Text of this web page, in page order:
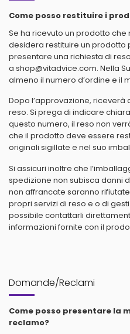
Come posso restituire i
Se ha ricevuto un prodotto
desidera restituire un prodotto
presentare una richiesta di
a shop@vitadvice.com. Nella
almeno il numero d’ordine e il
Dopo l’approvazione, riceverà
reso. Si prega di indicare
questo numero, il reso non
che il prodotto deve essere
originali sigillate e nel suo
Si assicuri inoltre che
spedizione non subisca danni
non affrancate saranno
propri servizi di reso e o di
possibile contattarli
informazioni fornite con il
Domande/Reclami
Come posso presentare la
reclamo?